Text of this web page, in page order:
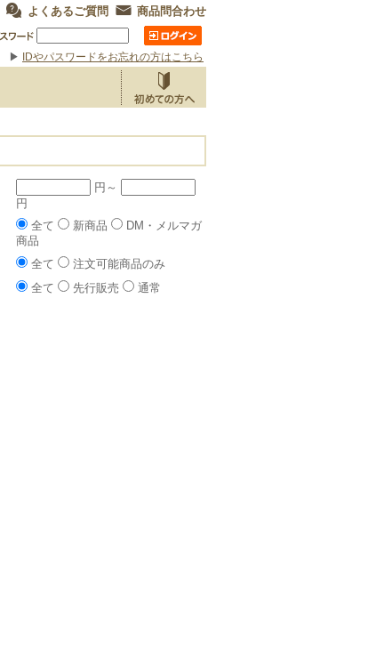
よくあるご質問 商品問合わせ
▶ IDやパスワードをお忘れの方はこちら
円～
円
全て 新商品
DM・メルマガ
商品
全て
注文可能商品のみ
全て 先行販売 通常